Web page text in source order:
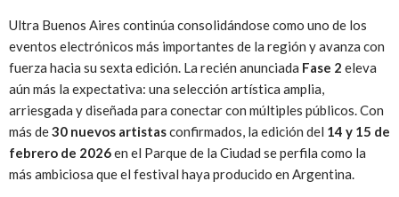
Ultra Buenos Aires continúa consolidándose como uno de los
eventos electrónicos más importantes de la región y avanza con
fuerza hacia su sexta edición. La recién anunciada Fase 2 eleva
aún más la expectativa: una selección artística amplia,
arriesgada y diseñada para conectar con múltiples públicos. Con
más de30 nuevos artistasconfirmados, la edición del 14 y 15 de
febrero de 2026en el Parque de la Ciudad se perfila como la
más ambiciosa que el festival haya producido en Argentina.